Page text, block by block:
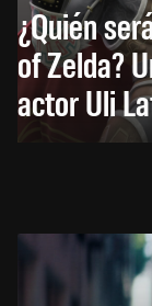
¿Quién
of Zelda?
actor Uli